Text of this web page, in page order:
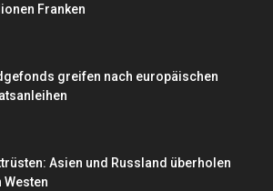
Franken
greifen nach europäischen
Asien und Russland überholen
Westen